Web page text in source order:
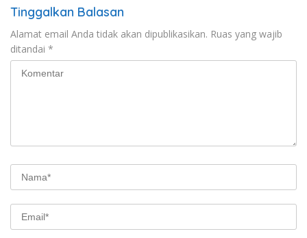
Tinggalkan Balasan
Alamat email Anda tidak akan dipublikasikan. Ruas yang wajib
ditandai *